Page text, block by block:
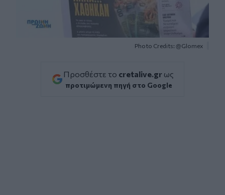
Photo Credits: @Glomex
Προσθέστε το cretalive.gr ως
προτιμώμενη πηγή στο Google